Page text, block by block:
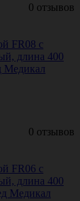
0 отзывов
FR08 с
длина 400
Медикал
0 отзывов
FR06 с
длина 400
Медикал